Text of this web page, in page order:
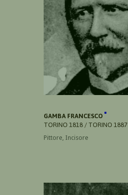
GAMBA FRANCESCO
TORINO 1818 / TORINO 1887
Pittore, Incisore